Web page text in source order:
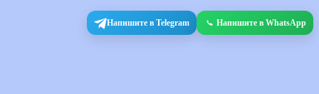
Напишите в Telegram Напишите в WhatsApp